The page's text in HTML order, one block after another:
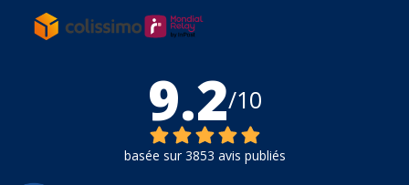
9.2/10
basée sur 3853 avis publiés